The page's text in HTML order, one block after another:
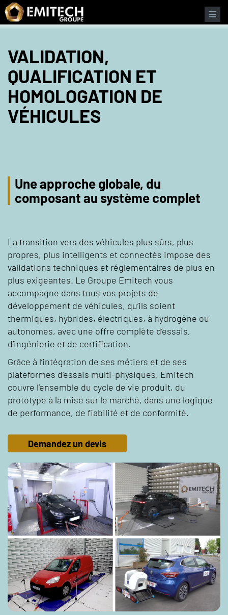
Panneau de gestion des cookies
VALIDATION,
QUALIFICATION ET
HOMOLOGATION DE
VÉHICULES
Une approche globale, du
composant au système complet
La transition vers des véhicules plus sûrs, plus
propres, plus intelligents et connectés impose des
validations techniques et réglementaires de plus en
plus exigeantes. Le Groupe Emitech vous
accompagne dans tous vos projets de
développement de véhicules, qu’ils soient
thermiques, hybrides, électriques, à hydrogène ou
autonomes, avec une offre complète d’essais,
d’ingénierie et de certification.
Grâce à l’intégration de ses métiers et de ses
plateformes d’essais multi-physiques, Emitech
couvre l’ensemble du cycle de vie produit, du
prototype à la mise sur le marché, dans une logique
de performance, de fiabilité et de conformité.
Demandez un devis